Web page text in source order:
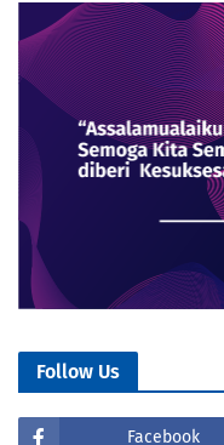
Follow Us
Facebook